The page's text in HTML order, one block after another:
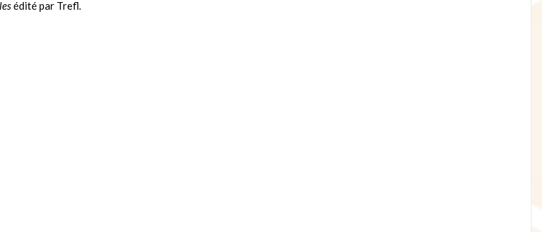
édité par Trefl.